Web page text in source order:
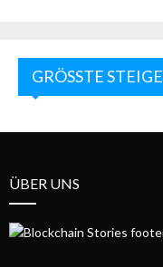
GRÖSSTE STEIGER
ÜBER UNS